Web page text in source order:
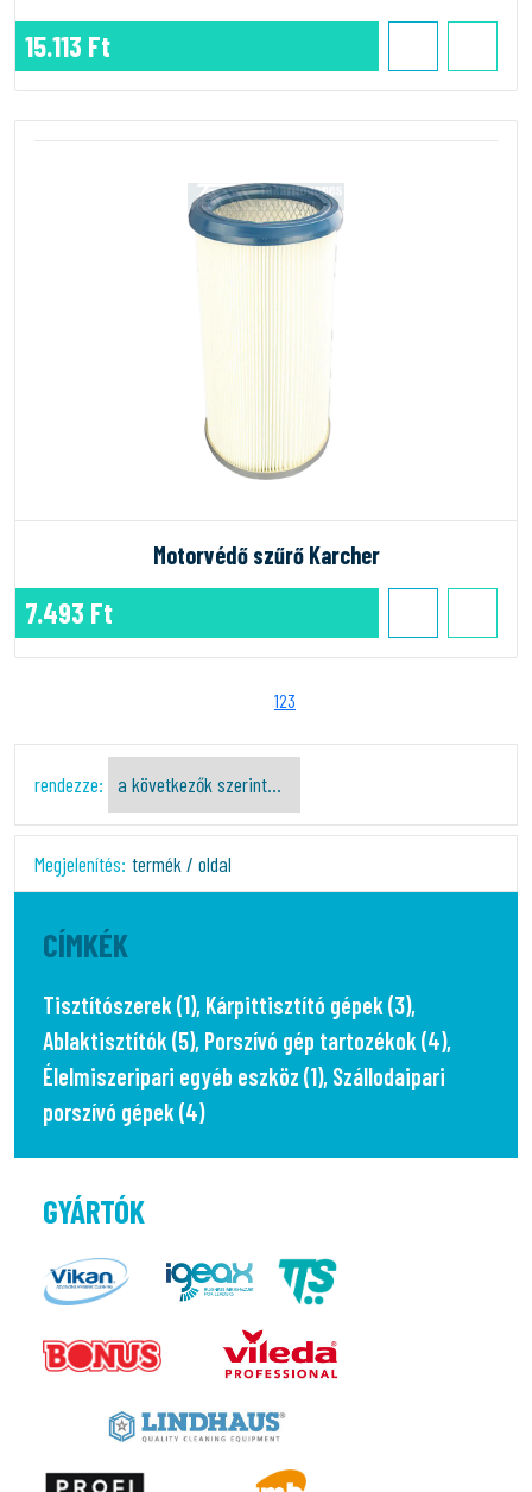
15.113 Ft
Motorvédő szűrő Karcher
7.493 Ft
123
rendezze:
Megjelenítés: termék / oldal
CÍMKÉK
Tisztítószerek (1), Kárpittisztító gépek (3),
Ablaktisztítók (5), Porszívó gép tartozékok (4),
Élelmiszeripari egyéb eszköz (1), Szállodaipari
porszívó gépek (4)
GYÁRTÓK